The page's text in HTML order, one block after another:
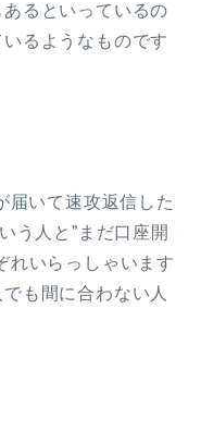
るといっているの
るようなものです
届いて速攻返信した
う人と”まだ口座開
れいらっしゃいます
も間に合わない人